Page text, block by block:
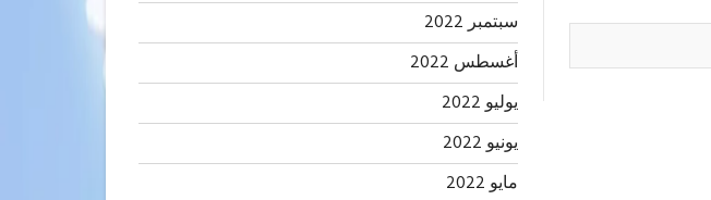
سبتمبر 2022
أغسطس 2022
يوليو 2022
يونيو 2022
مايو 2022